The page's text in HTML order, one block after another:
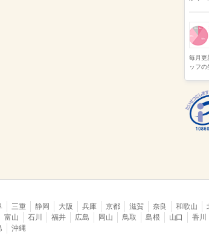
毎月更
ッフの
三重 静岡 大阪 兵庫 京都 滋賀 奈良 和歌山
富山 石川 福井 広島 岡山 鳥取 島根 山口 香川
沖縄